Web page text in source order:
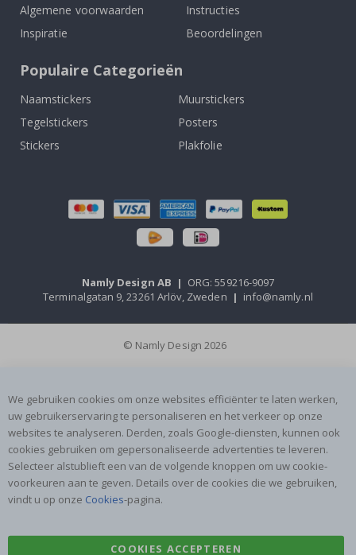
Algemene voorwaarden
Inspiratie
Instructies
Beoordelingen
Populaire Categorieën
Naamstickers
Muurstickers
Tegelstickers
Posters
Stickers
Plakfolie
Namly Design AB | ORG: 559216-9097
Terminalgatan 9, 23261 Arlöv, Zweden | info@namly.nl
© Namly Design 2026
We gebruiken cookies om onze websites efficiënter te laten werken,
uw gebruikerservaring te personaliseren en het verkeer op onze
websites te analyseren. Derden, zoals Google-diensten, kunnen ook
cookies gebruiken om gepersonaliseerde advertenties te leveren.
Selecteer alstublieft een van de volgende knoppen om uw cookie-
voorkeuren aan te geven. Details over de cookies die we gebruiken,
vindt u op onze Cookies-pagina.
COOKIES ACCEPTEREN